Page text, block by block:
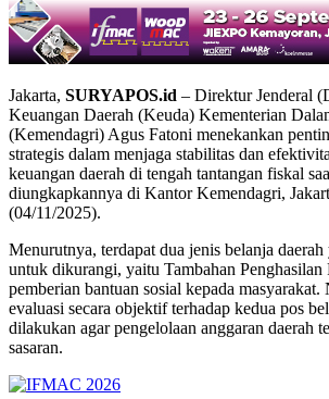
Jakarta, SURYAPOS.id – Direktur Jenderal
Keuangan Daerah (Keuda) Kementerian
(Kemendagri) Agus Fatoni menekankan
strategis dalam menjaga stabilitas dan
keuangan daerah di tengah tantangan fiskal
diungkapkannya di Kantor Kemendagri,
(04/11/2025).
Menurutnya, terdapat dua jenis belanja
untuk dikurangi, yaitu Tambahan Penghasilan
pemberian bantuan sosial kepada
evaluasi secara objektif terhadap kedua pos
dilakukan agar pengelolaan anggaran daerah
sasaran.